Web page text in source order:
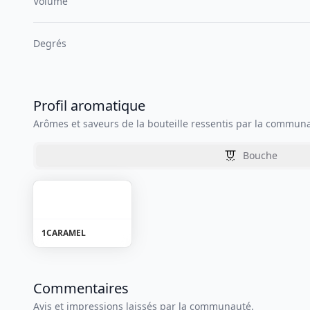
Degrés
Profil aromatique
Arômes et saveurs de la bouteille ressentis par la
Bouche
1CARAMEL
Commentaires
Avis et impressions laissés par la communauté.